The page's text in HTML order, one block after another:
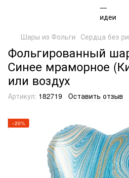
Шары из Фольги Сердца без
Фольгированный
Синее мраморное
или воздух
Артикул: 182719 Оставить отзыв
−20%